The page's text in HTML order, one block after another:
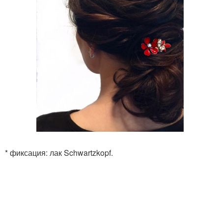
* фиксация: лак Schwartzkopf.